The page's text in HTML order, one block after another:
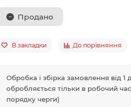
Продано
В закладки До порівняння
Обробка і збірка замовлення від 1
обробляється тільки в робочий
порядку черги)